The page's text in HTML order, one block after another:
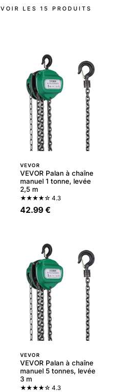
VOIR LES 15 PRODUITS
VEVOR
VEVOR Palan à chaîne
manuel 1 tonne, levée
2,5 m
★★★★☆ 4.3
42.99 €
VEVOR
VEVOR Palan à chaîne
manuel 5 tonnes, levée
3 m
★★★★☆ 4.3